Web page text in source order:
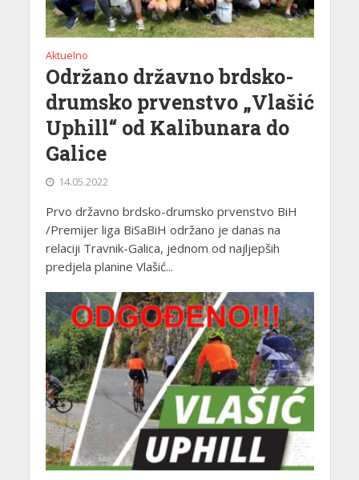
Aktuelno
Održano državno brdsko-
drumsko prvenstvo „Vlašić
Uphill“ od Kalibunara do
Galice
14.05.2022
Prvo državno brdsko-drumsko prvenstvo BiH
/Premijer liga BiSaBiH održano je danas na
relaciji Travnik-Galica, jednom od najljepših
predjela planine Vlašić...